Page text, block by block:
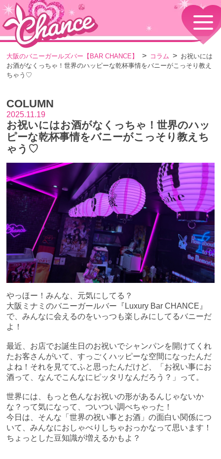
HOME
TOPページ
コンセプト
GIRLS
メニュー・料金
EVENTS
SHOP
店舗情報・よくある質問
VISITORS TO JAPAN
外国人観光客向け
RECRUIT
採用情報
大阪のバニーガールズバー【BAR CHANCE】 コラム
お祝いには
お酒がなくっちゃ！世界のハッピーな乾杯事情をバニーがこっそり教え
ちゃう♡
COLUMN
2025.11.19
お祝いにはお酒がなくっちゃ！世界のハッ
ピーな乾杯事情をバニーがこっそり教えち
ゃう♡
やっほー！みんな、元気にしてる？
大阪ミナミのバニーガールバー『Luxury Bar CHANCE』
で、みんなに会えるのをいっつも楽しみにしてるバニーだ
よ！
最近、お店でお誕生日のお祝いでシャンパンを開けてくれ
たお客さんがいて、すっごくハッピーな空間になったんだ
よね！それを見ててふと思ったんだけど、「お祝い事にお
酒って、なんでこんなにピッタリなんだろう？」って。
世界には、もっと色んなお祝いの形があるんじゃないか
な？って気になって、ついつい調べちゃった！
今日は、そんな「世界の祝い事とお酒」の面白い関係につ
いて、みんなにおしゃべりしちゃおっかなって思います！
ちょっとした豆知識が増えるかもよ？